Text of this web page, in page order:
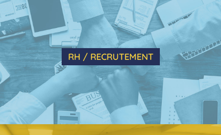
RH / RECRUTEMENT